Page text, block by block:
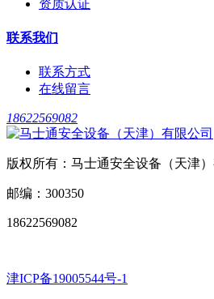
资质认证
联系我们
联系方式
在线留言
18622569082
版权所有：马士通安全设备（天津）
邮编：300350
18622569082
津ICP备19005544号-1